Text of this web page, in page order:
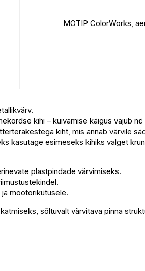
MOTIP ColorWorks,
kihi – kuivamise käigus vajub
kiht, mis annab värvile
kasutage esimeseks kihiks valget
plastpindade värvimiseks.
mootorikütusele.
sõltuvalt värvitava pinna